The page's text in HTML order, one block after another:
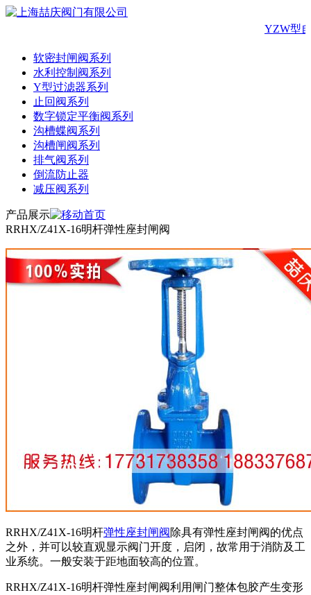
YZW型
软密封闸阀系列
水利控制阀系列
Y型过滤器系列
止回阀系列
数字锁定平衡阀系列
沟槽蝶阀系列
沟槽闸阀系列
排气阀系列
倒流防止器
减压阀系列
产品展示
RRHX/Z41X-16明杆弹性座封闸阀
RRHX/Z41X-16明杆弹性座封闸阀 除具有弹性座封闸阀的优点
之外，并可以较直观显示阀门开度，启闭，故常用于消防及工
业系统。一般安装于距地面较高的位置。
RRHX/Z41X-16明杆弹性座封闸阀利用闸门整体包胶产生变形